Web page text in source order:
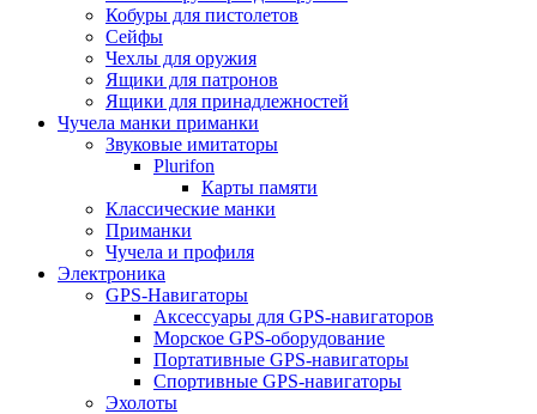
Кобуры для пистолетов
Сейфы
Чехлы для оружия
Ящики для патронов
Ящики для принадлежностей
Чучела манки приманки
Звуковые имитаторы
Plurifon
Карты памяти
Классические манки
Приманки
Чучела и профиля
Электроника
GPS-Навигаторы
Аксессуары для GPS-навигаторов
Морское GPS-оборудование
Портативные GPS-навигаторы
Спортивные GPS-навигаторы
Эхолоты